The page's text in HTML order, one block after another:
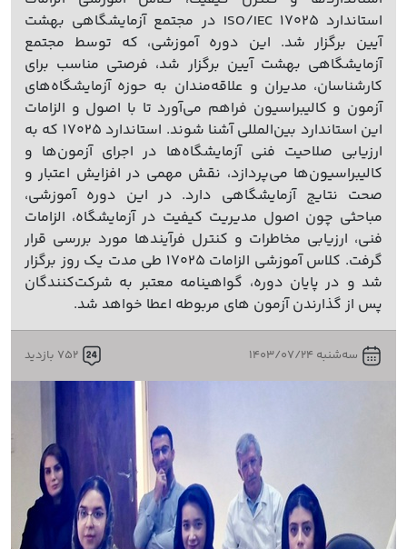
استاندارد ISO/IEC 17025 در مجتمع آزمایشگاهی بهشت
آیین برگزار شد. این دوره آموزشی، که توسط مجتمع
آزمایشگاهی بهشت آیین برگزار شد، فرصتی مناسب برای
کارشناسان، مدیران و علاقه‌مندان به حوزه آزمایشگاه‌های
آزمون و کالیبراسیون فراهم می‌آورد تا با اصول و الزامات
این استاندارد بین‌المللی آشنا شوند. استاندارد 17025 که به
ارزیابی صلاحیت فنی آزمایشگاه‌ها در اجرای آزمون‌ها و
کالیبراسیون‌ها می‌پردازد، نقش مهمی در افزایش اعتبار و
صحت نتایج آزمایشگاهی دارد. در این دوره آموزشی،
مباحثی چون اصول مدیریت کیفیت در آزمایشگاه، الزامات
فنی، ارزیابی مخاطرات و کنترل فرآیندها مورد بررسی قرار
گرفت. کلاس آموزشی الزامات 17025 طی مدت یک روز برگزار
شد و در پایان دوره، گواهینامه معتبر به شرکت‌کنندگان
پس از گذارندن آزمون های مربوطه اعطا خواهد شد.
سه‌شنبه 1403/07/24 752 بازدید